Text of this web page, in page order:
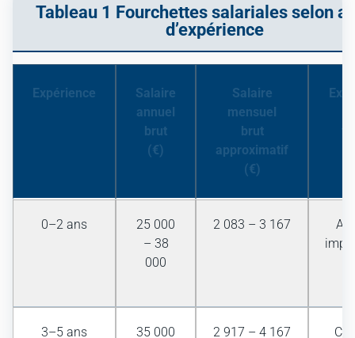
Tableau 1 Fourchettes salariales selon
d’expérience
Expérience
Salaire
annuel
brut
(€)
Salaire
mensuel
brut
approximatif
(€)
0–2 ans
25 000
– 38
000
2 083 – 3 167
3–5 ans 35 000 2 917 – 4 167